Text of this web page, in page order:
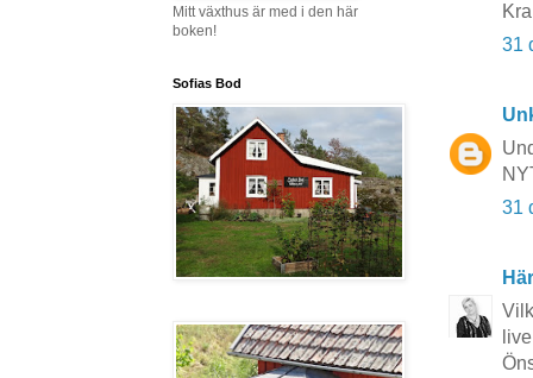
31
31
Mitt växthus är med i den här
boken!
Sofias Bod